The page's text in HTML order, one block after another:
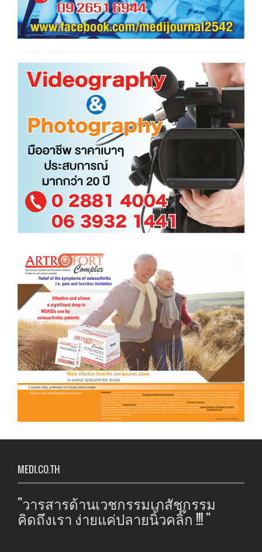
MEDI.CO.TH
"วารสารด้านเวชกรรมเภสัชกรรม
คิดถึงเรา ง่ายแค่ปลายนิ้วคลิ๊ก !!! "